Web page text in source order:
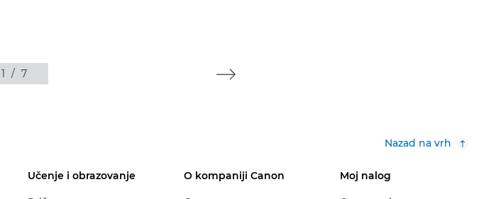
1 / 7
Nazad na vrh
Učenje i obrazovanje O kompaniji Canon Moj nalog